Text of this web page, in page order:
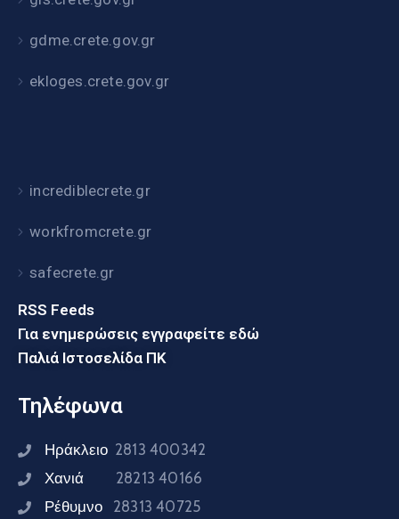
gdme.crete.gov.gr
ekloges.crete.gov.gr
incrediblecrete.gr
workfromcrete.gr
safecrete.gr
RSS Feeds
Για ενημερώσεις εγγραφείτε εδώ
Παλιά Ιστοσελίδα ΠΚ
Τηλέφωνα
Ηράκλειο 2813 400342
Χανιά 28213 40166
Ρέθυμνο 28313 40725